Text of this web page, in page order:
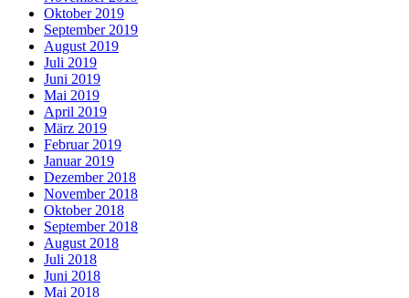
Oktober 2019
September 2019
August 2019
Juli 2019
Juni 2019
Mai 2019
April 2019
März 2019
Februar 2019
Januar 2019
Dezember 2018
November 2018
Oktober 2018
September 2018
August 2018
Juli 2018
Juni 2018
Mai 2018